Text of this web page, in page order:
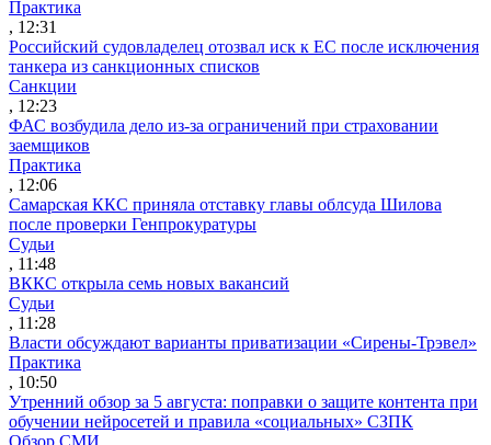
Практика
, 12:31
Российский судовладелец отозвал иск к ЕС после исключения
танкера из санкционных списков
Санкции
, 12:23
ФАС возбудила дело из-за ограничений при страховании
заемщиков
Практика
, 12:06
Самарская ККС приняла отставку главы облсуда Шилова
после проверки Генпрокуратуры
Судьи
, 11:48
ВККС открыла семь новых вакансий
Судьи
, 11:28
Власти обсуждают варианты приватизации «Сирены-Трэвел»
Практика
, 10:50
Утренний обзор за 5 августа: поправки о защите контента при
обучении нейросетей и правила «социальных» СЗПК
Обзор СМИ